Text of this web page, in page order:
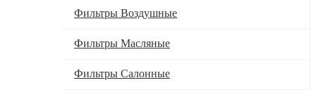
Фильтры Воздушные
Фильтры Масляные
Фильтры Салонные